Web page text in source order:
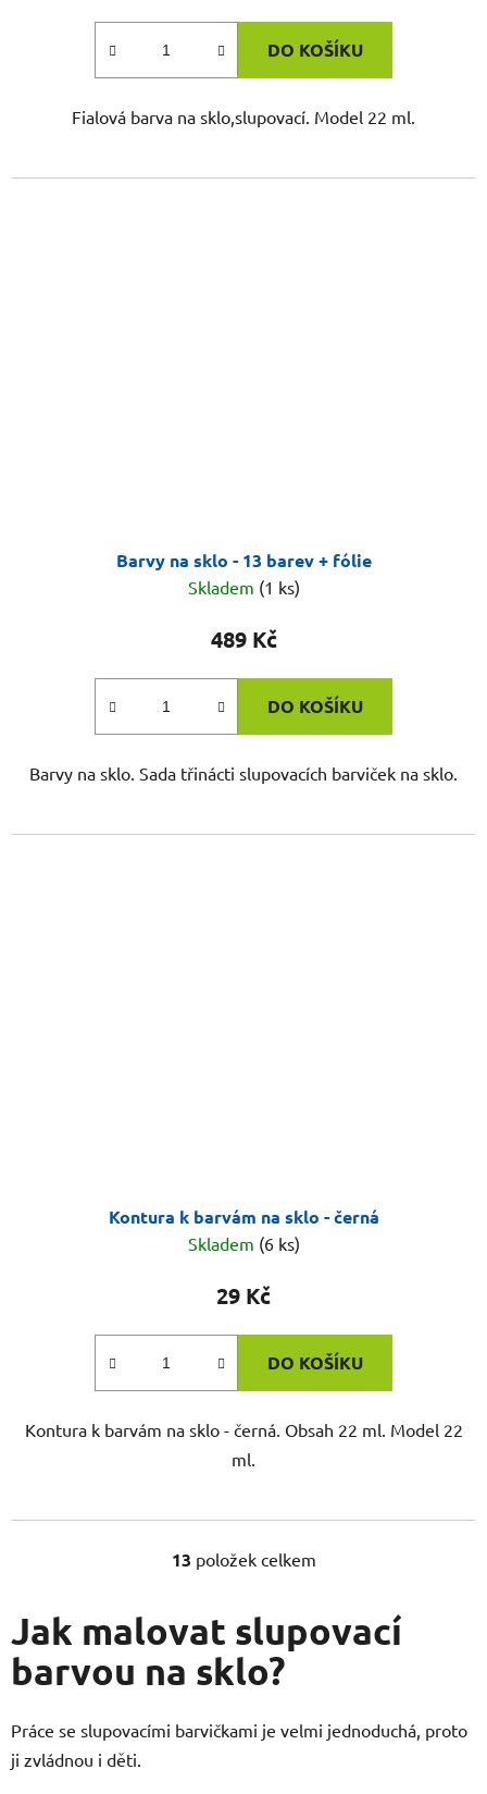
DO KOŠÍKU
Fialová barva na sklo,slupovací. Model 22 ml.
Barvy na sklo - 13 barev + fólie
Skladem (1 ks)
489 Kč
DO KOŠÍKU
Barvy na sklo. Sada třinácti slupovacích barviček na sklo.
Kontura k barvám na sklo - černá
Skladem (6 ks)
29 Kč
DO KOŠÍKU
Kontura k barvám na sklo - černá. Obsah 22 ml. Model 22
ml.
O
l
á
d
a
í
13 položek celkem
Jak malovat slupovací
barvou na sklo?
Práce se slupovacími barvičkami je velmi jednoduchá, proto
ji zvládnou i děti.